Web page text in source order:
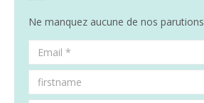
Ne manquez aucune de nos parutions